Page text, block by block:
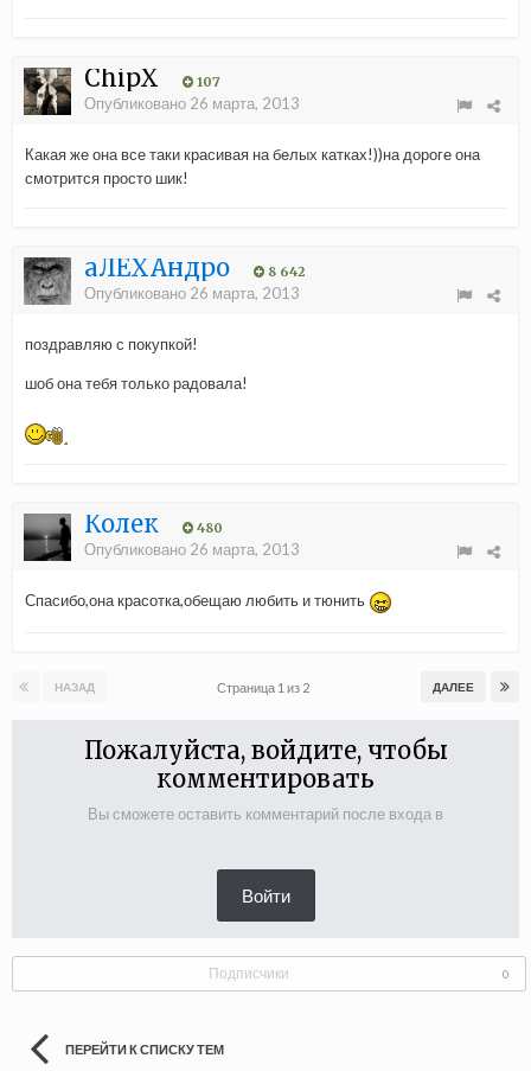
ChipX 107
Опубликовано 26 марта, 2013
Какая же она все таки красивая на белых катках!))на дороге она
смотрится просто шик!
aЛЁХАндро 8 642
Опубликовано 26 марта, 2013
поздравляю с покупкой!
шоб она тебя только радовала!
Колек 480
Опубликовано 26 марта, 2013
Спасибо,она красотка,обещаю любить и тюнить
НАЗАД ДАЛЕЕ
Страница 1 из 2
Пожалуйста, войдите, чтобы
комментировать
Вы сможете оставить комментарий после входа в
Войти
Подписчики 0
ПЕРЕЙТИ К СПИСКУ ТЕМ